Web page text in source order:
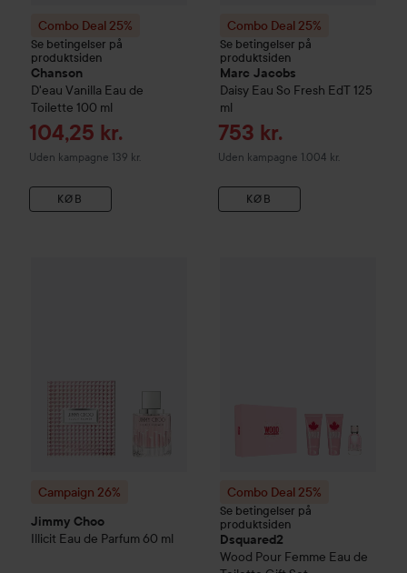
Combo Deal 25%
Se betingelser på
produktsiden
Chanson
D'eau Vanilla Eau de
Toilette 100 ml
Tilbudspris
104,25 kr.
Uden kampagne 139 kr.
KØB
Combo Deal 25%
Se betingelser på
produktsiden
Marc Jacobs
Daisy Eau So Fresh EdT 125
ml
Tilbudspris
753 kr.
Uden kampagne 1.004 kr.
KØB
Campaign 26%
Jimmy Choo
Illicit Eau de Parfum 60 ml
Combo Deal 25%
Se betingelser på
produktsiden
Dsquared2
Wood Pour Femme Eau de